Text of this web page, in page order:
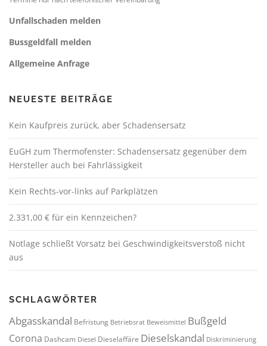
Unfallschaden melden
Bussgeldfall melden
Allgemeine Anfrage
NEUESTE BEITRÄGE
Kein Kaufpreis zurück, aber Schadensersatz
EuGH zum Thermofenster: Schadensersatz gegenüber dem
Hersteller auch bei Fahrlässigkeit
Kein Rechts-vor-links auf Parkplätzen
2.331,00 € für ein Kennzeichen?
Notlage schließt Vorsatz bei Geschwindigkeitsverstoß nicht
aus
SCHLAGWÖRTER
Abgasskandal Befristung Betriebsrat Beweismittel Bußgeld
Corona Dashcam Diesel Dieselaffäre Dieselskandal Diskriminierung